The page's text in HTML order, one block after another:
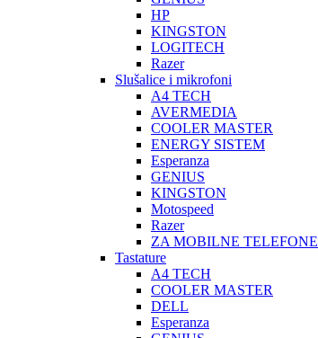
HP
KINGSTON
LOGITECH
Razer
Slušalice i mikrofoni
A4 TECH
AVERMEDIA
COOLER MASTER
ENERGY SISTEM
Esperanza
GENIUS
KINGSTON
Motospeed
Razer
ZA MOBILNE TELEFONE
Tastature
A4 TECH
COOLER MASTER
DELL
Esperanza